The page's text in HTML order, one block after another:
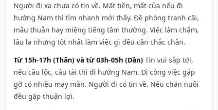
Người đi xa chưa có tin về. Mất tiền, mất của nếu đi
hướng Nam thì tìm nhanh mới thấy. Đề phòng tranh cãi,
mâu thuẫn hay miệng tiếng tầm thường. Việc làm chậm,
lâu la nhưng tốt nhất làm việc gì đều cần chắc chắn.
Từ 15h-17h (Thân) và từ 03h-05h (Dần) Tin vui sắp tới,
nếu cầu lộc, cầu tài thì đi hướng Nam. Đi công việc gặp
gỡ có nhiều may mắn. Người đi có tin về. Nếu chăn nuôi
đều gặp thuận lợi.